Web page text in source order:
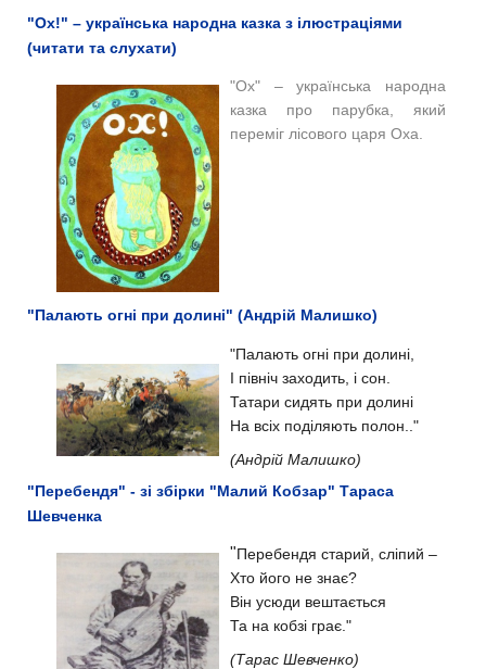
"Ох!" – українська народна казка з ілюстраціями
(читати та слухати)
"Ох" – українська народна
казка про парубка, який
переміг лісового царя Оха.
"Палають огні при долині" (Андрій Малишко)
"Палають огні при долині,
І північ заходить, і сон.
Татари сидять при долині
На всіх поділяють полон.."
(Андрій Малишко)
"Перебендя" - зі збірки "Малий Кобзар" Тараса
Шевченка
"Перебендя старий, сліпий –
Хто його не знає?
Він усюди вештається
Та на кобзі грає."
(Тарас Шевченко)